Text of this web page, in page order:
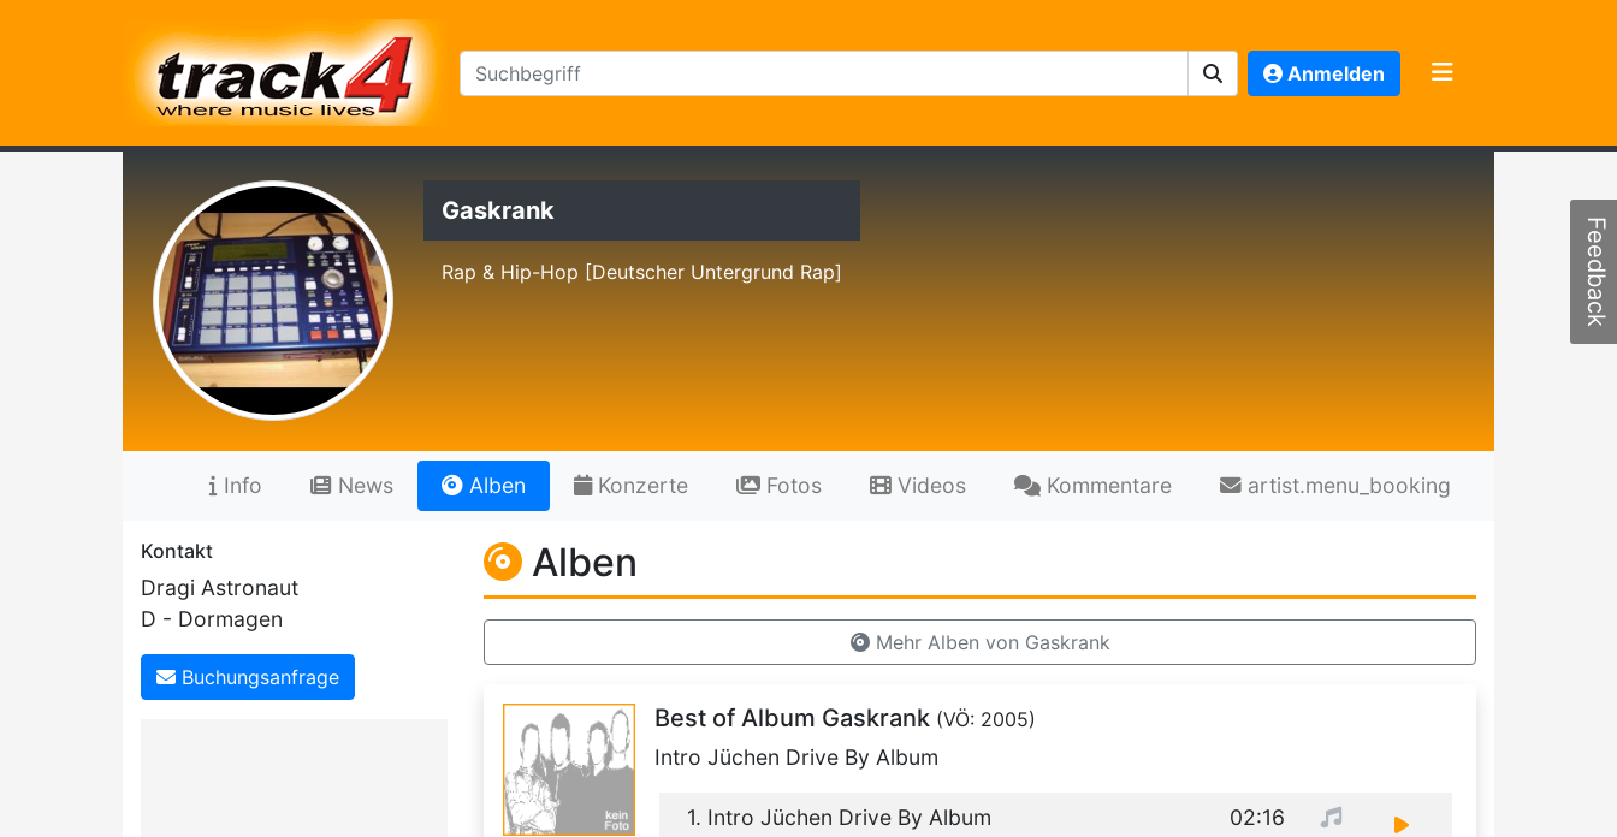
Anmelden
Gaskrank
Rap & Hip-Hop [Deutscher Untergrund Rap]
Info News Alben Konzerte Fotos Videos Kommentare artist.menu_booking
Kontakt
Dragi Astronaut
D - Dormagen
Buchungsanfrage
Alben
Mehr Alben von Gaskrank
Best of Album Gaskrank (VÖ: 2005)
Intro Jüchen Drive By Album
1. Intro Jüchen Drive By Album 02:16
Feedback